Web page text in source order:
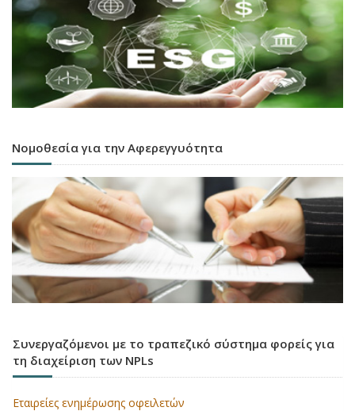
Νομοθεσία για την Αφερεγγυότητα
Συνεργαζόμενοι με το τραπεζικό σύστημα φορείς για
τη διαχείριση των NPLs
Εταιρείες ενημέρωσης οφειλετών